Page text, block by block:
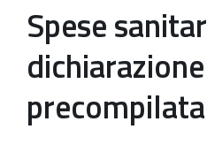
Spese
precompilata